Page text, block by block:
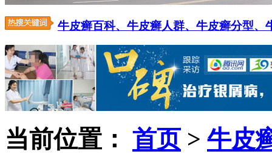
牛皮癣百科、 牛皮癣人群、 牛皮癣分型、
当前位置： 首页> 牛皮